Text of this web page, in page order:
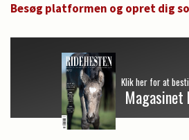
Besøg platformen og opret dig
Klik her for at
Magasinet